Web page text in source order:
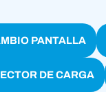
PANTALLA
DE CARGA